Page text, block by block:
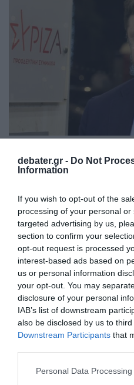
debater.gr - Do Not
Information
If you wish to opt-out of the
processing of your personal
targeted advertising by us,
section to confirm your
opt-out request is processed
interest-based ads based on
us or personal information
your opt-out. You may
disclosure of your personal
IAB’s list of downstream
also be disclosed by us to
Downstream Participants that
Please note that this website/
Personal Data
Ζαχαριάδης: Ο
«τεμπέληδες»
«Τέτοιες χυδαίες
δείχνουν αδυναμία»
14.04.2026 - 15:53